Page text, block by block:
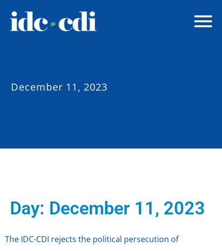
December 11, 2023
Day: December 11, 2023
The IDC-CDI rejects the political persecution of